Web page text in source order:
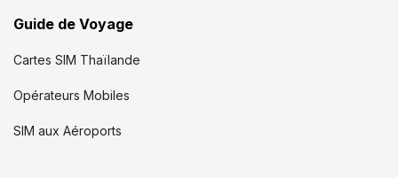
Guide de Voyage
Cartes SIM Thaïlande
Opérateurs Mobiles
SIM aux Aéroports